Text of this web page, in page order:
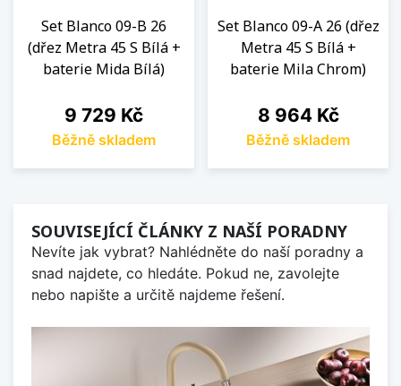
Set Blanco 09-B 26
(dřez Metra 45 S Bílá +
baterie Mida Bílá)
Cena
9 729 Kč
Běžně skladem
Set Blanco 09-A 26 (dřez
Metra 45 S Bílá +
baterie Mila Chrom)
Cena
8 964 Kč
Běžně skladem
SOUVISEJÍCÍ ČLÁNKY Z NAŠÍ PORADNY
Nevíte jak vybrat? Nahlédněte do naší poradny a
snad najdete, co hledáte. Pokud ne, zavolejte
nebo napište a určitě najdeme řešení.